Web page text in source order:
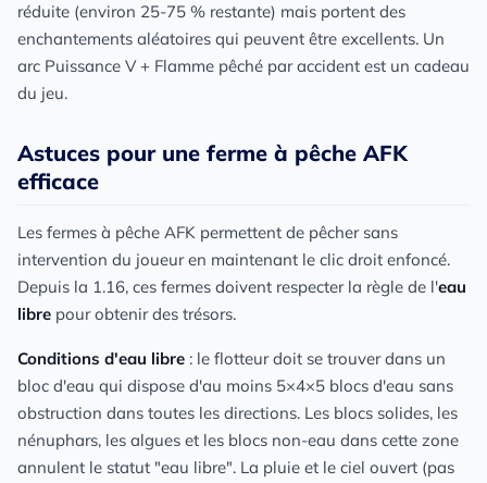
réduite (environ 25-75 % restante) mais portent des
enchantements aléatoires qui peuvent être excellents. Un
arc Puissance V + Flamme pêché par accident est un cadeau
du jeu.
Astuces pour une ferme à pêche AFK
efficace
Les fermes à pêche AFK permettent de pêcher sans
intervention du joueur en maintenant le clic droit enfoncé.
Depuis la 1.16, ces fermes doivent respecter la règle de l'eau
libre pour obtenir des trésors.
Conditions d'eau libre : le flotteur doit se trouver dans un
bloc d'eau qui dispose d'au moins 5×4×5 blocs d'eau sans
obstruction dans toutes les directions. Les blocs solides, les
nénuphars, les algues et les blocs non-eau dans cette zone
annulent le statut "eau libre". La pluie et le ciel ouvert (pas